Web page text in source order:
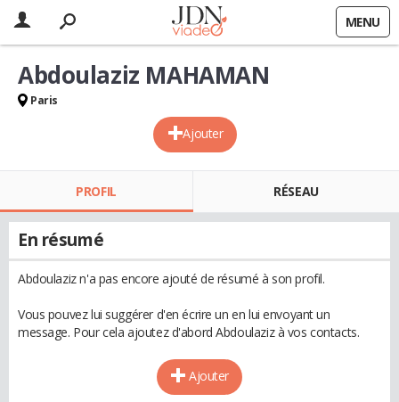
MENU
Ajouter
Abdoulaziz MAHAMAN
Paris
PROFIL RÉSEAU
En résumé
Abdoulaziz n'a pas encore ajouté de résumé à son profil.
Vous pouvez lui suggérer d'en écrire un en lui envoyant un
message. Pour cela ajoutez d'abord Abdoulaziz à vos contacts.
Ajouter